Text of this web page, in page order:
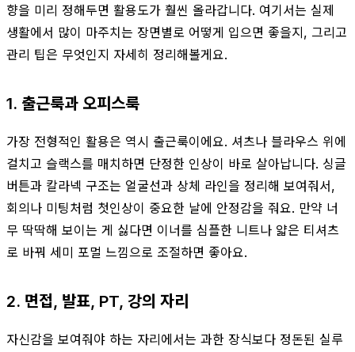
향을 미리 정해두면 활용도가 훨씬 올라갑니다. 여기서는 실제
생활에서 많이 마주치는 장면별로 어떻게 입으면 좋을지, 그리고
관리 팁은 무엇인지 자세히 정리해볼게요.
1. 출근룩과 오피스룩
가장 전형적인 활용은 역시 출근룩이에요. 셔츠나 블라우스 위에
걸치고 슬랙스를 매치하면 단정한 인상이 바로 살아납니다. 싱글
버튼과 칼라넥 구조는 얼굴선과 상체 라인을 정리해 보여줘서,
회의나 미팅처럼 첫인상이 중요한 날에 안정감을 줘요. 만약 너
무 딱딱해 보이는 게 싫다면 이너를 심플한 니트나 얇은 티셔츠
로 바꿔 세미 포멀 느낌으로 조절하면 좋아요.
2. 면접, 발표, PT, 강의 자리
자신감을 보여줘야 하는 자리에서는 과한 장식보다 정돈된 실루